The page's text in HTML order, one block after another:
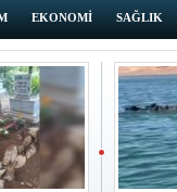
EKONOMİ SAĞLIK